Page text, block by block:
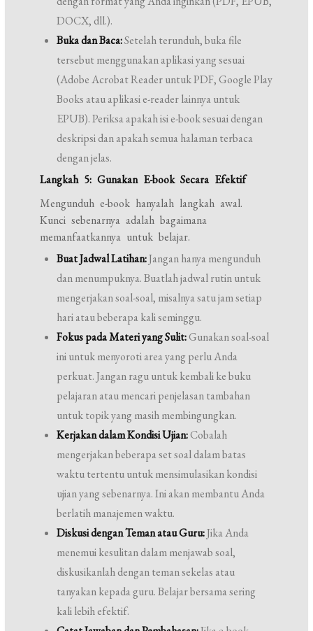
DOCX, dll.).
Buka dan Baca:Setelah terunduh, buka file
tersebut menggunakan aplikasi yang sesuai
(Adobe Acrobat Reader untuk PDF, Google Play
Books atau aplikasi e-reader lainnya untuk
EPUB). Periksa apakah isi e-book sesuai dengan
deskripsi dan apakah semua halaman terbaca
dengan jelas.
Langkah 5: Gunakan E-book Secara Efektif
Mengunduh e-book hanyalah langkah awal.
Kunci sebenarnya adalah bagaimana
memanfaatkannya untuk belajar.
Buat Jadwal Latihan:Jangan hanya mengunduh
dan menumpuknya. Buatlah jadwal rutin untuk
mengerjakan soal-soal, misalnya satu jam setiap
hari atau beberapa kali seminggu.
Fokus pada Materi yang Sulit:Gunakan soal-soal
ini untuk menyoroti area yang perlu Anda
perkuat. Jangan ragu untuk kembali ke buku
pelajaran atau mencari penjelasan tambahan
untuk topik yang masih membingungkan.
Kerjakan dalam Kondisi Ujian:Cobalah
mengerjakan beberapa set soal dalam batas
waktu tertentu untuk mensimulasikan kondisi
ujian yang sebenarnya. Ini akan membantu Anda
berlatih manajemen waktu.
Diskusi dengan Teman atau Guru:Jika Anda
menemui kesulitan dalam menjawab soal,
diskusikanlah dengan teman sekelas atau
tanyakan kepada guru. Belajar bersama sering
kali lebih efektif.